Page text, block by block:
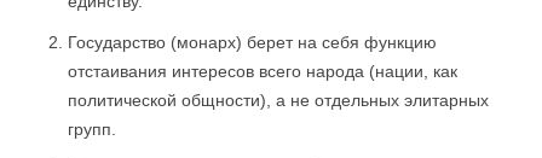
Государство (монарх) берет на себя функцию
отстаивания интересов всего народа (нации, как
политической общности), а не отдельных элитарных
групп.